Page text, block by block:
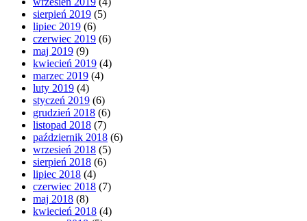
sierpień 2019 (5)
lipiec 2019 (6)
czerwiec 2019 (6)
maj 2019 (9)
kwiecień 2019 (4)
marzec 2019 (4)
luty 2019 (4)
styczeń 2019 (6)
grudzień 2018 (6)
listopad 2018 (7)
październik 2018 (6)
wrzesień 2018 (5)
sierpień 2018 (6)
lipiec 2018 (4)
czerwiec 2018 (7)
maj 2018 (8)
kwiecień 2018 (4)